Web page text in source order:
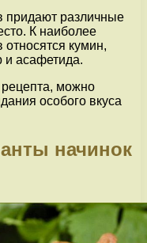
придают различные
К наиболее
кумин,
и асафетида.
рецепта, можно
особого вкуса
начинок